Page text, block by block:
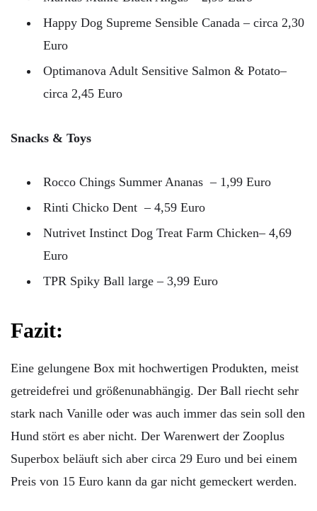
Happy Dog Supreme Sensible Canada – circa 2,30
Euro
Optimanova Adult Sensitive Salmon & Potato–
circa 2,45 Euro
Snacks & Toys
Rocco Chings Summer Ananas – 1,99 Euro
Rinti Chicko Dent – 4,59 Euro
Nutrivet Instinct Dog Treat Farm Chicken– 4,69
Euro
TPR Spiky Ball large – 3,99 Euro
Fazit:
Eine gelungene Box mit hochwertigen Produkten, meist
getreidefrei und größenunabhängig. Der Ball riecht sehr
stark nach Vanille oder was auch immer das sein soll den
Hund stört es aber nicht. Der Warenwert der Zooplus
Superbox beläuft sich aber circa 29 Euro und bei einem
Preis von 15 Euro kann da gar nicht gemeckert werden.